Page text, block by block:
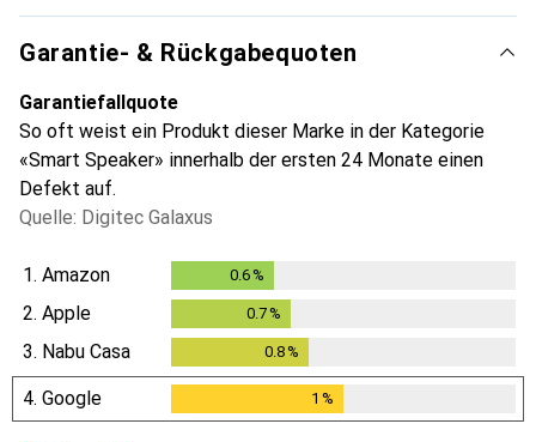
Garantie- & Rückgabequoten
Garantiefallquote
So oft weist ein Produkt dieser Marke in der Kategorie
«Smart Speaker» innerhalb der ersten 24 Monate einen
Defekt auf.
Quelle: Digitec Galaxus
1. Amazon 0.6 %
2. Apple 0.7 %
3. Nabu Casa 0.8%
4. Google 1 %